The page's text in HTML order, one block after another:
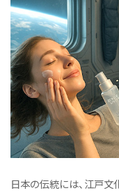
日本の伝統には、江戸